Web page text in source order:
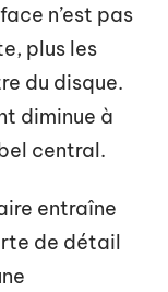
n’est pas
plus les
du disque.
diminue à
central.
entraîne
de détail